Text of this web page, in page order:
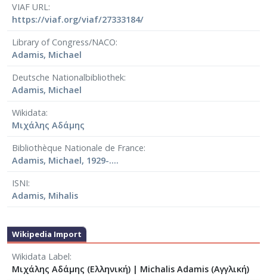
VIAF URL
https://viaf.org/viaf/27333184/
Library of Congress/NACO
Adamis, Michael
Deutsche Nationalbibliothek
Adamis, Michael
Wikidata
Μιχάλης Αδάμης
Bibliothèque Nationale de France
Adamis, Michael, 1929-....
ISNI
Adamis, Mihalis
Wikipedia Import
Wikidata Label
Μιχάλης Αδάμης (Ελληνική) | Michalis Adamis (Αγγλική)